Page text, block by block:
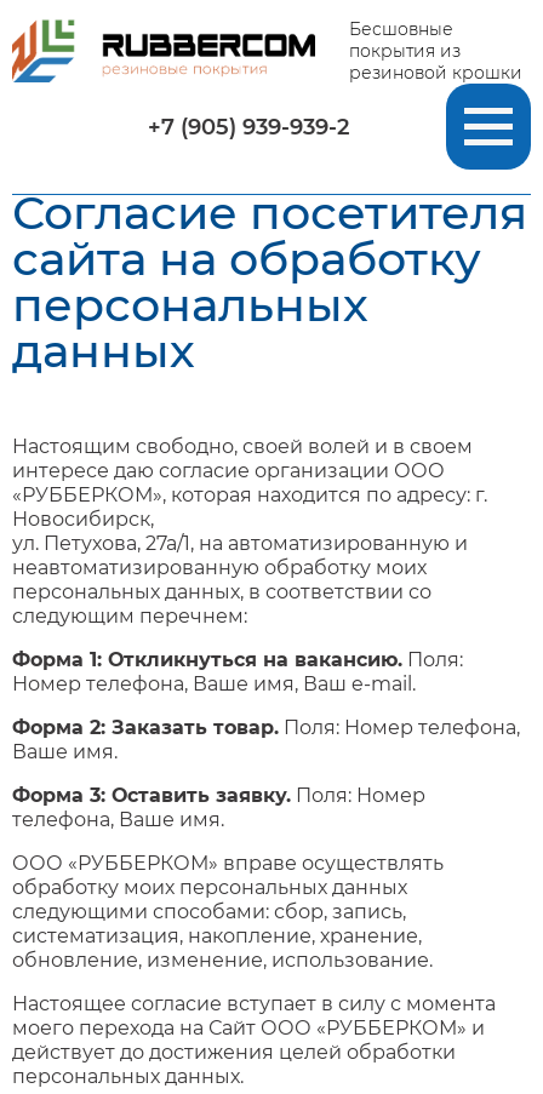
Бесшовные
покрытия из
резиновой крошки
+7 (905) 939-939-2
Согласие посетителя
сайта на обработку
персональных
данных
Настоящим свободно, своей волей и в своем
интересе даю согласие организации ООО
«РУББЕРКОМ», которая находится по адресу: г.
Новосибирск,
ул. Петухова, 27а/1, на автоматизированную и
неавтоматизированную обработку моих
персональных данных, в соответствии со
следующим перечнем:
Форма 1: Откликнуться на вакансию. Поля:
Номер телефона, Ваше имя, Ваш e-mail.
Форма 2: Заказать товар. Поля: Номер телефона,
Ваше имя.
Форма 3: Оставить заявку. Поля: Номер
телефона, Ваше имя.
ООО «РУББЕРКОМ» вправе осуществлять
обработку моих персональных данных
следующими способами: сбор, запись,
систематизация, накопление, хранение,
обновление, изменение, использование.
Настоящее согласие вступает в силу с момента
моего перехода на Сайт ООО «РУББЕРКОМ» и
действует до достижения целей обработки
персональных данных.